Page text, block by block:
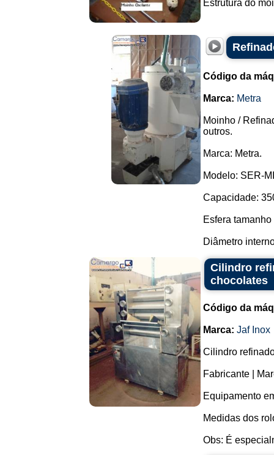
Estrutura do
Código da
Marca: Metra
Moinho /
outros.
Marca: Metra.
Modelo: SER-
Capacidade:
Esfera
Diâmetro
Cilindro
chocolates
Código da
Marca: Jaf Inox
Cilindro
Fabricante |
Equipamento
Medidas dos
Obs: É